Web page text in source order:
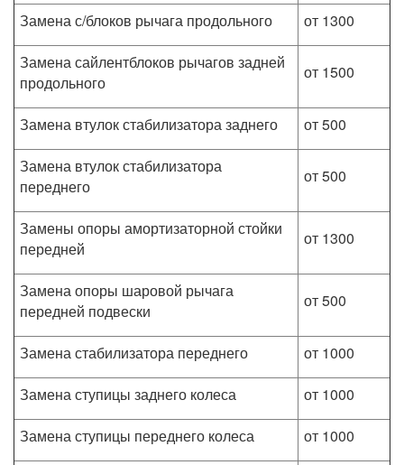
Замена с/блоков рычага продольного
от 1300
Замена сайлентблоков рычагов задней
продольного
от 1500
Замена втулок стабилизатора заднего
от 500
Замена втулок стабилизатора
переднего
от 500
Замены опоры амортизаторной стойки
передней
от 1300
Замена опоры шаровой рычага
передней подвески
от 500
Замена стабилизатора переднего
от 1000
Замена ступицы заднего колеса
от 1000
Замена ступицы переднего колеса
от 1000